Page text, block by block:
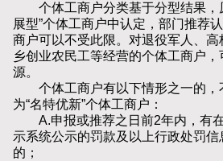
个体工商户分类基于分型结果，
展型”个体工商户中认定，部门推荐
商户可以不受此限。对退役军人、
乡创业农民工等经营的个体工商户
源。
个体工商户有以下情形之一的，
为“名特优新”个体工商户：
A.申报或推荐之日前2年内，有
示系统公示的罚款及以上行政处罚
的；